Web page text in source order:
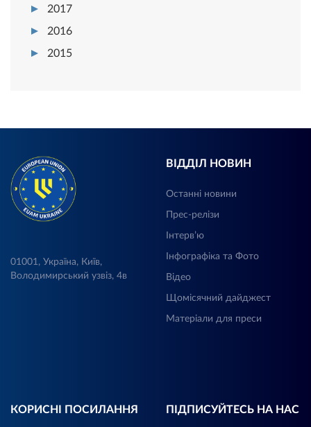
2017
2016
2015
01001, Україна, Київ,
Володимирський узвіз, 4в
ВІДДІЛ НОВИН
Останні новини
Прес-релізи
Інтерв’ю
Інфографіка та Фото
Відео
Щомісячний дайджест
Матеріали для преси
КОРИСНІ ПОСИЛАННЯ ПІДПИСУЙТЕСЬ НА НАС